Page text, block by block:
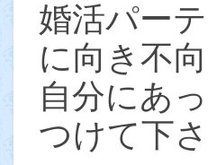
婚活パー
に向き不
自分にあ
つけて下